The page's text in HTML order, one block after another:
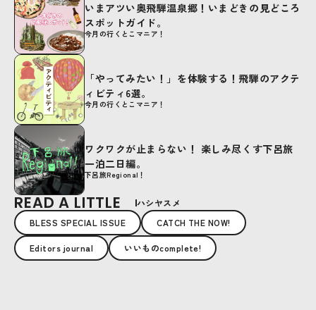
今月の行くとこマニア！
いまアツい奥飛騨温泉郷！いまどきの見どころ
スポットガイド。
今月の行くとこマニア！
「やってみたい！」を体験する！飛騨のアクテ
ィビティ6選。
下呂旅Regional！
ワクワクが止まらない！ 楽しみ尽くす下呂旅
一泊二日編。
READ A LITTLE
ハシヤスメ
BLESS SPECIAL ISSUE
CATCH THE NOW!
Editors journal いいものcomplete!